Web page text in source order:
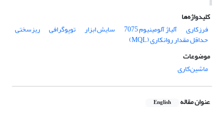
کلیدواژه‌ها
فرزکاری
آلیاژ آلومینیوم 7075 سایش ابزار توپوگرافی ریزسختی
حداقل مقدار روانکاری (MQL)
موضوعات
ماشین‌کاری
عنوان مقاله English